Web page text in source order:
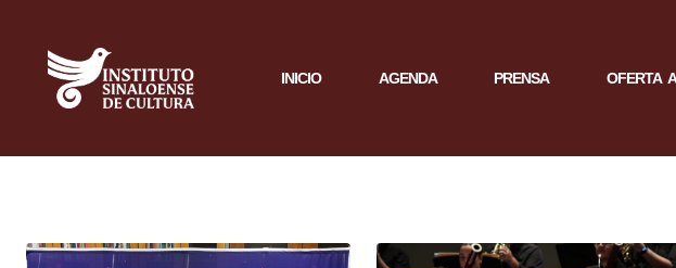
INICIO AGENDA PRENSA OFERTA